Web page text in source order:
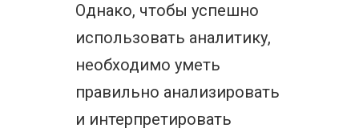
Однако, чтобы успешно
использовать аналитику,
необходимо уметь
правильно анализировать
и интерпретировать